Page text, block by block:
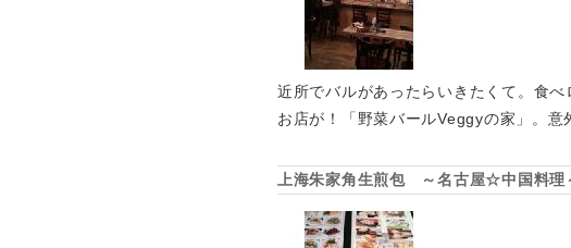
近所でバルがあったらいきたくて。食
お店が！「野菜バールVeggyの家」。
上海朱家角生煎包 ～名古屋☆中国料理